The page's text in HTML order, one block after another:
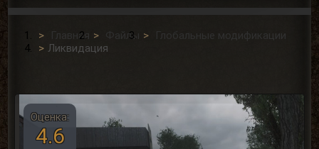
Главная Файлы
Глобальные модификации
Ликвидация
Оценка:
4.6